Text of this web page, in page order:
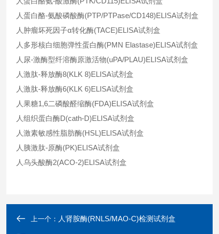
人蛋白酪-氨酸磷酸酶(PTP/PTPase/CD148)ELISA试剂盒
人肿瘤坏死因子α转化酶(TACE)ELISA试剂盒
人多形核白细胞弹性蛋白酶(PMN Elastase)ELISA试剂盒
人尿-激酶型纤溶酶原激活物(uPA/PLAU)ELISA试剂盒
人激肽-释放酶8(KLK 8)ELISA试剂盒
人激肽-释放酶6(KLK 6)ELISA试剂盒
人果糖1,6二磷酸醛缩酶(FDA)ELISA试剂盒
人组织蛋白酶D(cath-D)ELISA试剂盒
人激素敏感性脂肪酶(HSL)ELISA试剂盒
人胰激肽-原酶(PK)ELISA试剂盒
人乌头酸酶2(ACO-2)ELISA试剂盒
上一个： 人肾胺酶(RNLS/MAO-C)检测试剂盒